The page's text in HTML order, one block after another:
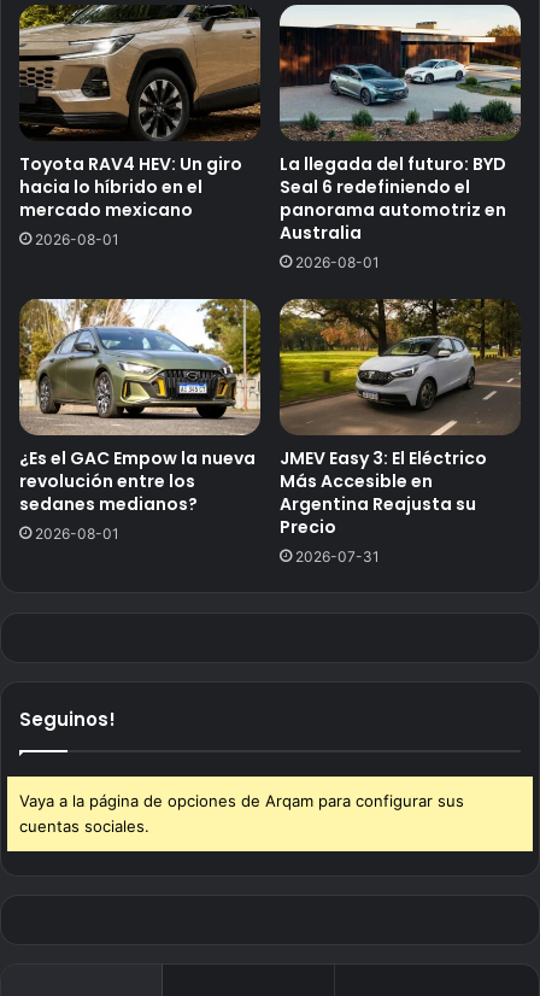
Toyota RAV4 HEV: Un giro
hacia lo híbrido en el
mercado mexicano
2026-08-01
La llegada del futuro: BYD
Seal 6 redefiniendo el
panorama automotriz en
Australia
2026-08-01
¿Es el GAC Empow la nueva
revolución entre los
sedanes medianos?
2026-08-01
JMEV Easy 3: El Eléctrico
Más Accesible en
Argentina Reajusta su
Precio
2026-07-31
Seguinos!
Vaya a la página de opciones de Arqam para configurar sus
cuentas sociales.